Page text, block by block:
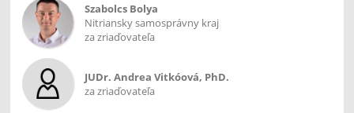
Szabolcs Bolya
Nitriansky samosprávny kraj
za zriaďovateľa
JUDr. Andrea Vitkóová, PhD.
za zriaďovateľa